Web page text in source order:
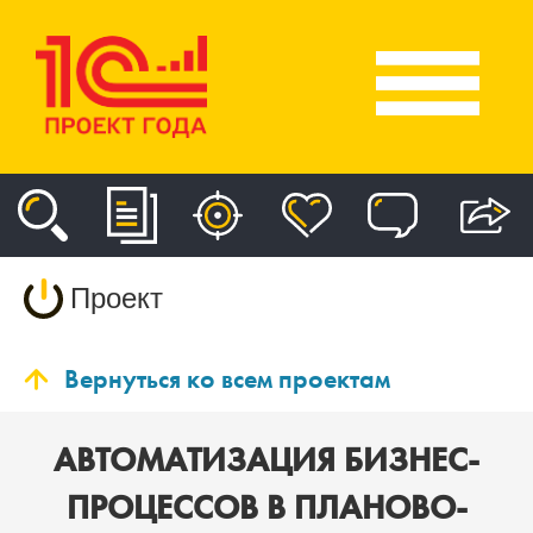
Проект
Вернуться ко всем проектам
АВТОМАТИЗАЦИЯ БИЗНЕС-
ПРОЦЕССОВ В ПЛАНОВО-